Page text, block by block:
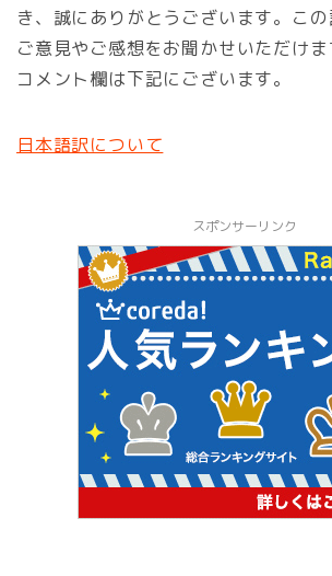
き、誠にありがとうございます。こ
ご意見やご感想をお聞かせいただけま
コメント欄は下記にございます。
日本語訳について
スポンサーリンク